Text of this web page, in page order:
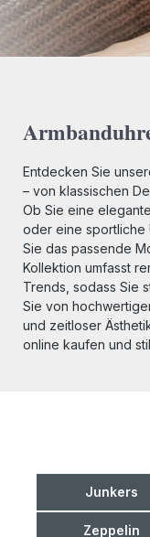
Entdecken Sie
– von klassischen
Ob Sie eine
oder eine sportliche
Sie das passende
Kollektion umfasst
Trends, sodass Sie
Sie von
und zeitloser
online kaufen und
Junkers
Zeppelin